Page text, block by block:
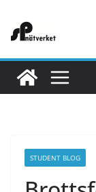
STUDENT BLOG